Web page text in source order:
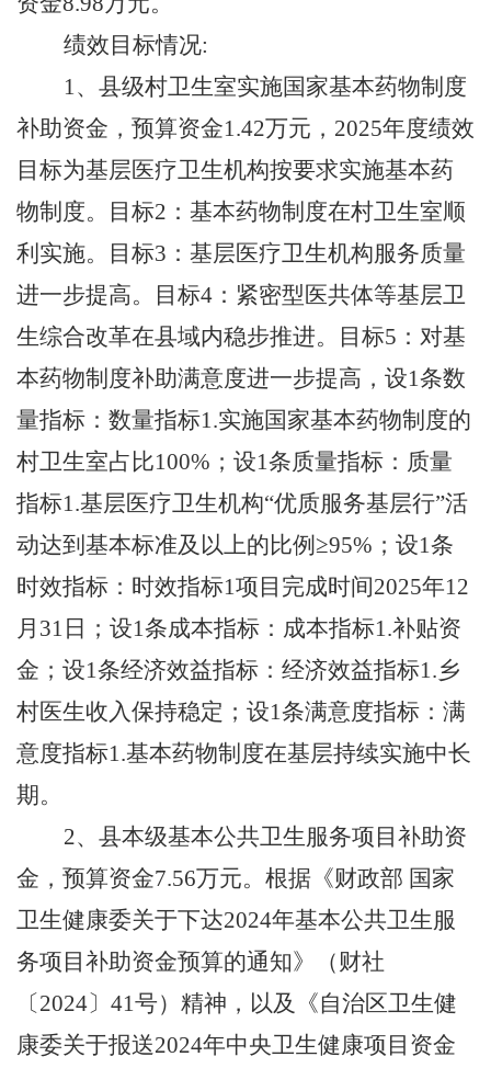
绩效目标情况:
1、 县级村卫生室实施国家基本药物制度
补助资金， 预算资金1.42万元， 2025年度绩效
目标为基层医疗卫生机构按要求实施基本药
物制度。目标2：基本药物制度在村卫生室顺
利实施。目标3：基层医疗卫生机构服务质量
进一步提高。目标4：紧密型医共体等基层卫
生综合改革在县域内稳步推进。目标5：对基
本药物制度补助满意度进一步提高，设1条数
量指标：数量指标1.实施国家基本药物制度的
村卫生室占比100%；设1条质量指标：质量
指标1.基层医疗卫生机构“优质服务基层行”活
动达到基本标准及以上的比例≥95%；设1条
时效指标：时效指标1项目完成时间2025年12
月31日；设1条成本指标：成本指标1.补贴资
金；设1条经济效益指标：经济效益指标1.乡
村医生收入保持稳定；设1条满意度指标：满
意度指标1.基本药物制度在基层持续实施中长
期。
2、县本级基本公共卫生服务项目补助资
金，预算资金7.56万元。根据《财政部 国家
卫生健康委关于下达2024年基本公共卫生服
务项目补助资金预算的通知》（财社
〔2024〕41号）精神，以及《自治区卫生健
康委关于报送2024年中央卫生健康项目资金